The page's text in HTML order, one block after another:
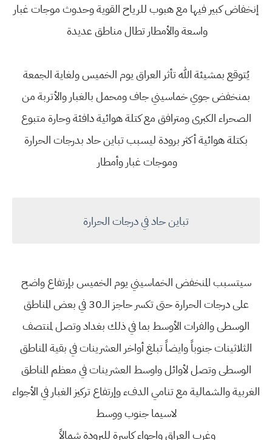
إنخفاض كبير فيها مع هبوب للرياح القوية وحدوث موجات غبار
واسعة والأمطار تطال مناطق عديدة
يُتوقع بمشيئة الله تأثر العراق يوم الخميس ولغاية الجمعة
بمنخفض جوي خماسيني جاف ومحمل بالغبار والأتربة من
الصحراء الكبرى ومترافق مع كتلة هوائية دافئة وحارة متبوع
بكتلة هوائية أكثر برودة ليسبب تباين حاد بدرجات الحرارة
وموجات غبار وأمطار
تباين حاد في درجات الحرارة
سيتسبب المنخفض الخماسيني يوم الخميس بإرتفاع واضح
على درجات الحرارة حتى تكسر حاجز الــ30 في بعض المناطق
الوسطى والفرات الأوسط بما في ذلك بغداد وتصل لمنتصف
الثلاثينات جنوباً وايضاً تبلغ أواخر العشرينات في بقية المناطق
الوسطى وتصل لأوائل واوسط العشرينات في معظم المناطق
الغربية والشمالية مع تنامي الدفء وإرتفاع تركيز الغبار في الأجواء
لاسيما جنوب ووسط
وغرب العراق واجواء كاسرة للبرودة شمالاً